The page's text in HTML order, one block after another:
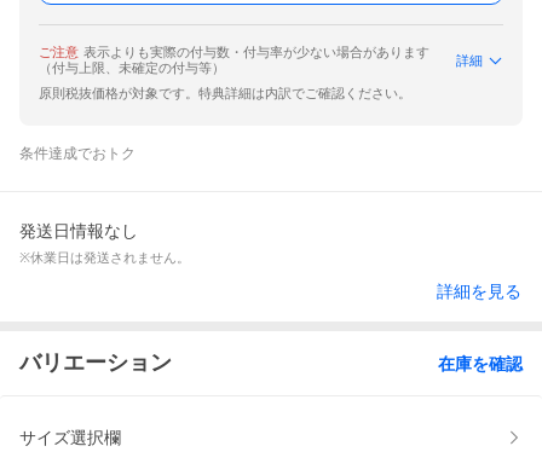
ご注意 表示よりも実際の付与数・付与率が少ない場合があります
（付与上限、未確定の付与等）
詳細
原則税抜価格が対象です。特典詳細は内訳でご確認ください。
条件達成でおトク
発送日情報なし
※休業日は発送されません。
詳細を見る
バリエーション 在庫を確認
サイズ選択欄